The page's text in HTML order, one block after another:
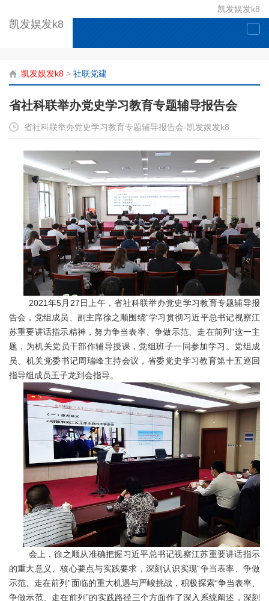
凯发娱发k8
凯发娱发k8
凯发娱发k8 > 社联党建
省社科联举办党史学习教育专题辅导报告会
省社科联举办党史学习教育专题辅导报告会-凯发娱发k8
2021年5月27日上午，省社科联举办党史学习教育专题辅导报
告会，党组成员、副主席徐之顺围绕“学习贯彻习近平总书记视察江
苏重要讲话指示精神，努力争当表率、争做示范、走在前列”这一主
题，为机关党员干部作辅导授课，党组班子一同参加学习。党组成
员、机关党委书记周瑞峰主持会议，省委党史学习教育第十五巡回
指导组成员王子龙到会指导。
会上，徐之顺从准确把握习近平总书记视察江苏重要讲话指示
的重大意义、核心要点与实践要求，深刻认识实现“争当表率、争做
示范、走在前列”面临的重大机遇与严峻挑战，积极探索“争当表率、
争做示范、走在前列”的实践路径三个方面作了深入系统阐述，深刻